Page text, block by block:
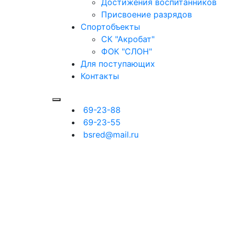
Достижения воспитанников
Присвоение разрядов
Спортобъекты
СК "Акробат"
ФОК "СЛОН"
Для поступающих
Контакты
69-23-88
69-23-55
bsred@mail.ru